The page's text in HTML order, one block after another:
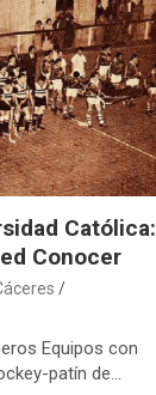
Católica:
Conocer
Equipos con
patín de…